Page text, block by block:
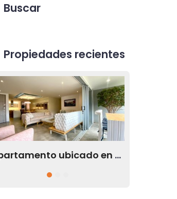
Buscar
Propiedades recientes
Apartamento disponible para la renta en el sector de El Tesoro en Medellín